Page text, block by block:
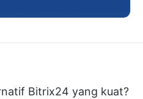
Bitrix24 yang kuat?